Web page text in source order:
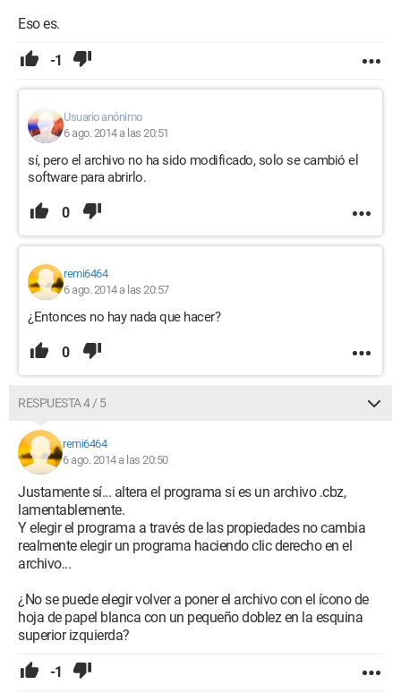
Eso es.
-1
Usuario anónimo
6 ago. 2014 a las 20:51
sí, pero el archivo no ha sido modificado, solo se cambió el
software para abrirlo.
0
remi6464
6 ago. 2014 a las 20:57
¿Entonces no hay nada que hacer?
0
RESPUESTA 4 / 5
remi6464
6 ago. 2014 a las 20:50
Justamente sí... altera el programa si es un archivo .cbz,
lamentablemente.
Y elegir el programa a través de las propiedades no cambia
realmente elegir un programa haciendo clic derecho en el
archivo...
¿No se puede elegir volver a poner el archivo con el ícono de
hoja de papel blanca con un pequeño doblez en la esquina
superior izquierda?
-1